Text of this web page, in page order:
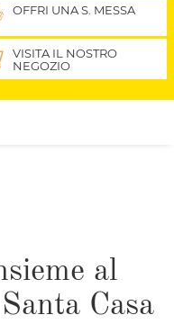
OFFRI UNA S. MESSA
VISITA IL NOSTRO
NEGOZIO
al
Casa